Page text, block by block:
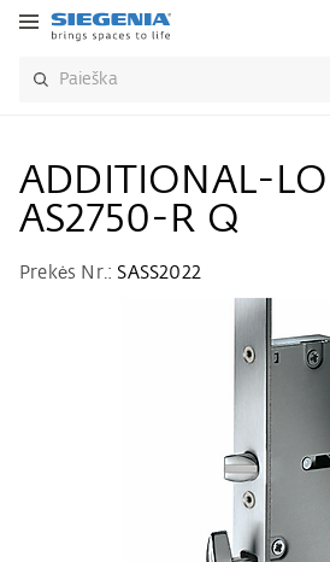
ADDITIONAL-
AS2750-R Q
Prekės Nr.: SASS2022